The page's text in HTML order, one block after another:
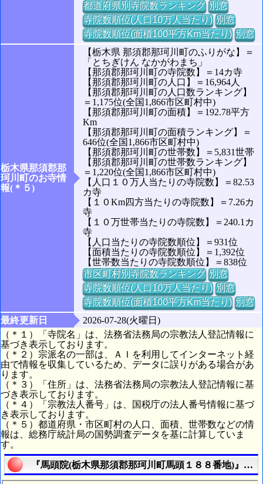
都道府県別寺院数ランキング 別窓
寺院数順位(人口10万人当たり) 別窓
寺院数順位(面積100平方Km当たり) 別窓
栃木県那須郡那
珂川町のお寺情
報(＊５)
【栃木県 那須郡那珂川町のふりがな】＝
「とちぎけん なかがわまち」
【那須郡那珂川町の寺院数】＝14カ寺
【那須郡那珂川町の人口】＝16,964人
【那須郡那珂川町の人口数ランキング】
＝1,175位(全国1,866市区町村中)
【那須郡那珂川町の面積】＝192.78平方
Km
【那須郡那珂川町の面積ランキング】＝
646位(全国1,866市区町村中)
【那須郡那珂川町の世帯数】＝5,831世帯
【那須郡那珂川町の世帯数ランキング】
＝1,220位(全国1,866市区町村中)
【人口１０万人当たりの寺院数】＝82.53
カ寺
【１０Km四方当たりの寺院数】＝7.26カ
寺
【１０万世帯当たりの寺院数】＝240.1カ
寺
【人口当たりの寺院数順位】＝931位
【面積当たりの寺院数順位】＝1,392位
【世帯数当たりの寺院数順位】＝838位
市区町村別寺院数ランキング 別窓
寺院数順位(人口10万人当たり) 別窓
寺院数順位(面積100平方Km当たり) 別窓
最終更新日
2026-07-28(火曜日)
（＊１）「寺院名」は、法務省法務局の宗教法人登記情報に
基づき表示しております。
（＊２）宗派名の一部は、ＡＩを利用してインターネット経
由で情報を収集しているため、データに誤りがある場合があ
ります。
（＊３）「住所」は、法務省法務局の宗教法人登記情報に基
づき表示しております。
（＊４）「宗教法人番号」は、国税庁の法人番号情報に基づ
き表示しております。
（＊５）都道府県・市区町村の人口、面積、世帯数などの情
報は、総務庁統計局の国勢調査データを基に計算していま
す。
『馬頭院(栃木県那須郡那珂川町馬頭１８８番地)』の